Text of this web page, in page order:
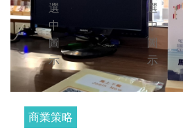
商業策略